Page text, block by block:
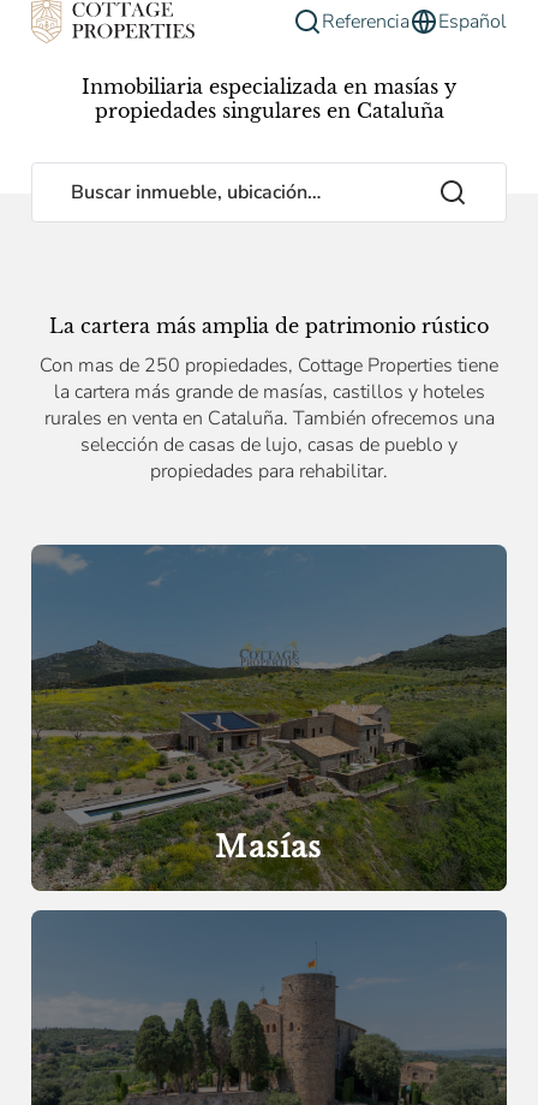
Referencia Español
Inmobiliaria especializada en masías y
propiedades singulares en Cataluña
Buscar inmueble, ubicación…
La cartera más amplia de patrimonio rústico
Con mas de 250 propiedades, Cottage Properties tiene
la cartera más grande de masías, castillos y hoteles
rurales en venta en Cataluña. También ofrecemos una
selección de casas de lujo, casas de pueblo y
propiedades para rehabilitar.
Masías